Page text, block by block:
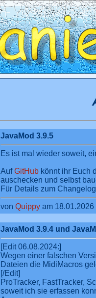
JavaMod 3.9.5
Es ist mal wieder soweit,
AufGitHubkönnt ihr Euch
auschecken und selbst
Für Details zum
von Quippyam 18.01.2026
JavaMod 3.9.4 und
[Edit 06.08.2024:]
Wegen einer falschen
Dateien die MidiMacros
[/Edit]
ProTracker, FastTracker,
soweit ich sie erfassen